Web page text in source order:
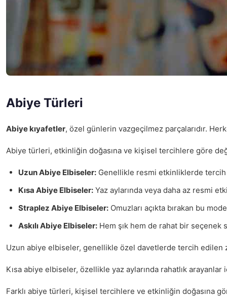
Abiye Türleri
Abiye kıyafetler, özel günlerin vazgeçilmez parçalarıdır.
Abiye türleri, etkinliğin doğasına ve kişisel tercihlere göre
Uzun Abiye Elbiseler: Genellikle resmi etkinliklerde tercih
Kısa Abiye Elbiseler: Yaz aylarında veya daha az resmi
Straplez Abiye Elbiseler: Omuzları açıkta bırakan bu
Askılı Abiye Elbiseler: Hem şık hem de rahat bir seçenek
Uzun abiye elbiseler, genellikle özel davetlerde tercih edilen
Kısa abiye elbiseler, özellikle yaz aylarında rahatlık
Farklı abiye türleri, kişisel tercihlere ve etkinliğin doğasına